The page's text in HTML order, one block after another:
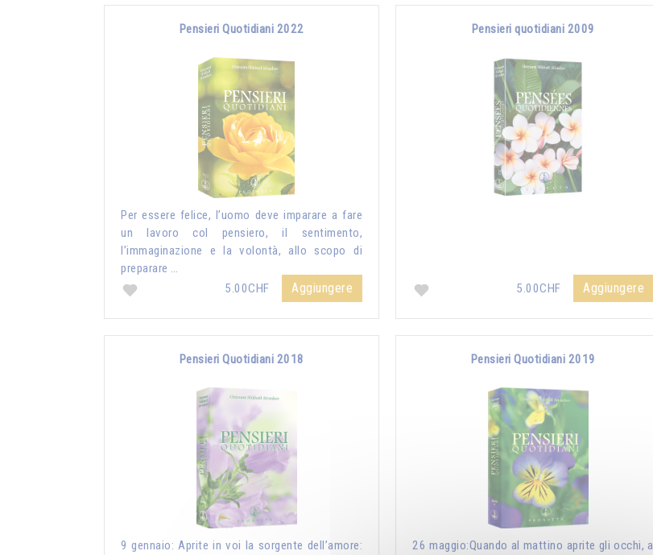
Pensieri Quotidiani 2022
Per essere felice, l’uomo deve imparare a fare
un lavoro col pensiero, il sentimento,
l’immaginazione e la volontà, allo scopo di
preparare …
5.00CHF
Aggiungere
Pensieri quotidiani 2009
5.00CHF Aggiungere
Pensieri Quotidiani 2018
9 gennaio: Aprite in voi la sorgente dell’amore:
Pensieri Quotidiani 2019
26 maggio:Quando al mattino aprite gli occhi, a